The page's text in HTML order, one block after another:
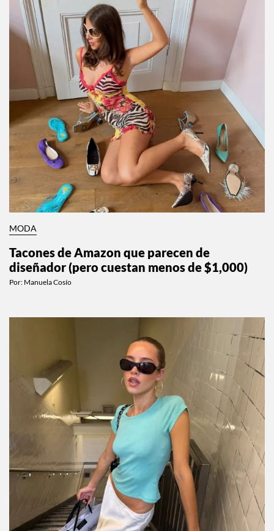
MODA
Tacones de Amazon que parecen de
diseñador (pero cuestan menos de $1,000)
Por: Manuela Cosío